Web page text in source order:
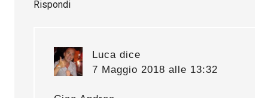
Rispondi
Luca dice
7 Maggio 2018 alle 13:32